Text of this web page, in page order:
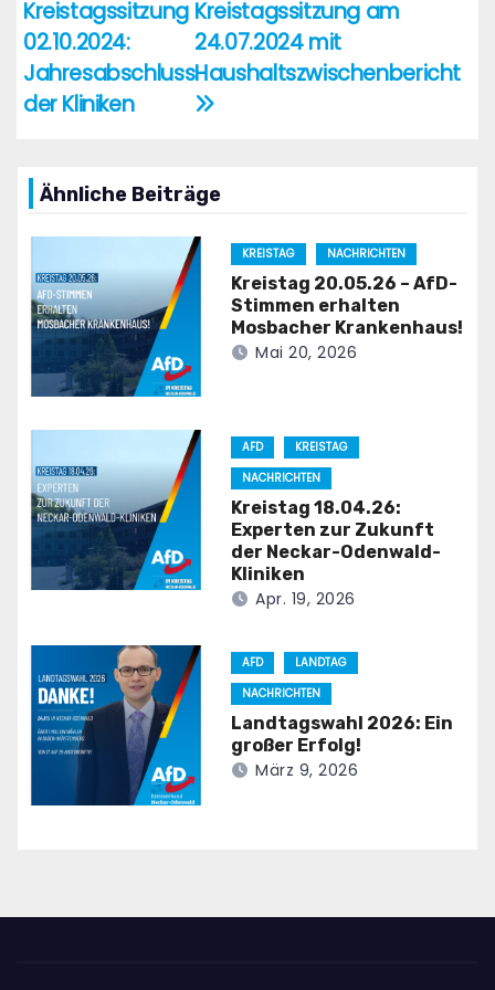
Kreistagssitzung am
24.07.2024 mit
Haushaltszwischenbericht
Kreistagssitzung
02.10.2024:
Jahresabschluss
der Kliniken
Ähnliche Beiträge
KREISTAG NACHRICHTEN
Kreistag 20.05.26 – AfD-
Stimmen erhalten
Mosbacher Krankenhaus!
Mai 20, 2026
AFD
KREISTAG
NACHRICHTEN
Kreistag 18.04.26:
Experten zur Zukunft
der Neckar-Odenwald-
Kliniken
Apr. 19, 2026
AFD
LANDTAG
NACHRICHTEN
Landtagswahl 2026: Ein
großer Erfolg!
März 9, 2026